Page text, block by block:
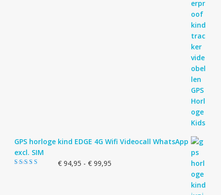
GPS horloge kind EDGE 4G Wifi Videocall WhatsApp
excl. SIM
€94,95 - €99,95Prijsklasse: